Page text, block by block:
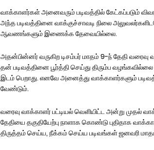
வாக்காளர்கள் அனைவரும் படிவத்தில் கேட்கப்படும்
அந்த படிவத்தினை வாக்குச்சாவடி நிலை
ஆவணங்களும் இணைக்க தேவையில்லை.
அதன்பின்னர் வருகிற டிசம்பர் மாதம் 9-ந் தேதி வரைவு
தன் படிவத்தினை பூர்த்தி செய்து திரும்ப
இடம் பெறாது. எனவே அனைத்து வாக்காளர்களும்
வேண்டும்.
வரைவு வாக்காளர் பட்டியல் வெளியிட்ட அன்று முதல்
தேதியை தகுதியேற்பு நாளாக கொண்டு புதிதாக
திருத்தம் செய்ய, நீக்கம் செய்ய படிவங்கள் ஜனவரி